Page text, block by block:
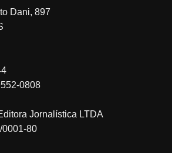
Dani, 897
0808
Jornalística LTDA
0001-80